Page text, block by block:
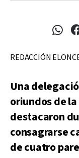
REDACCIÓN
Una
oriundos de
destacaron
consagrarse
de cuatro